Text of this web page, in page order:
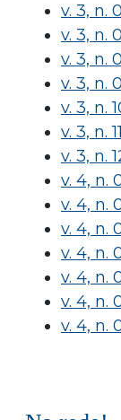
v. 3, n.
v. 3, n.
v. 3, n.
v. 3, n.
v. 3, n.
v. 3, n.
v. 3, n.
v. 4, n.
v. 4, n.
v. 4, n.
v. 4, n.
v. 4, n.
v. 4, n.
v. 4, n.